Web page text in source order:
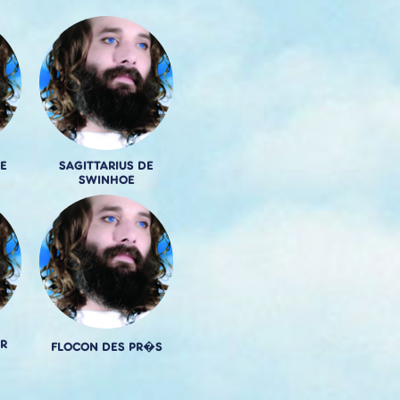
SAGITTARIUS DE
SWINHOE
FLOCON DES PR�S